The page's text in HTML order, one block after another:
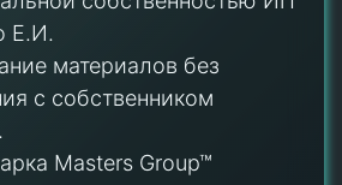
Е.И.
материалов без
с собственником
Masters Group™